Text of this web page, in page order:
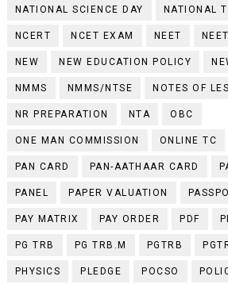
NATIONAL SCIENCE DAY NATIONAL
NCERT NCET EXAM NEET
NEW NEW EDUCATION POLICY
NMMS NMMS/NTSE NOTES OF
NR PREPARATION NTA OBC
ONE MAN COMMISSION ONLINE TC
PAN CARD PAN-AATHAAR CARD
PANEL PAPER VALUATION
PAY MATRIX PAY ORDER PDF
PG TRB PG TRB.M PGTRB
PHYSICS PLEDGE POCSO